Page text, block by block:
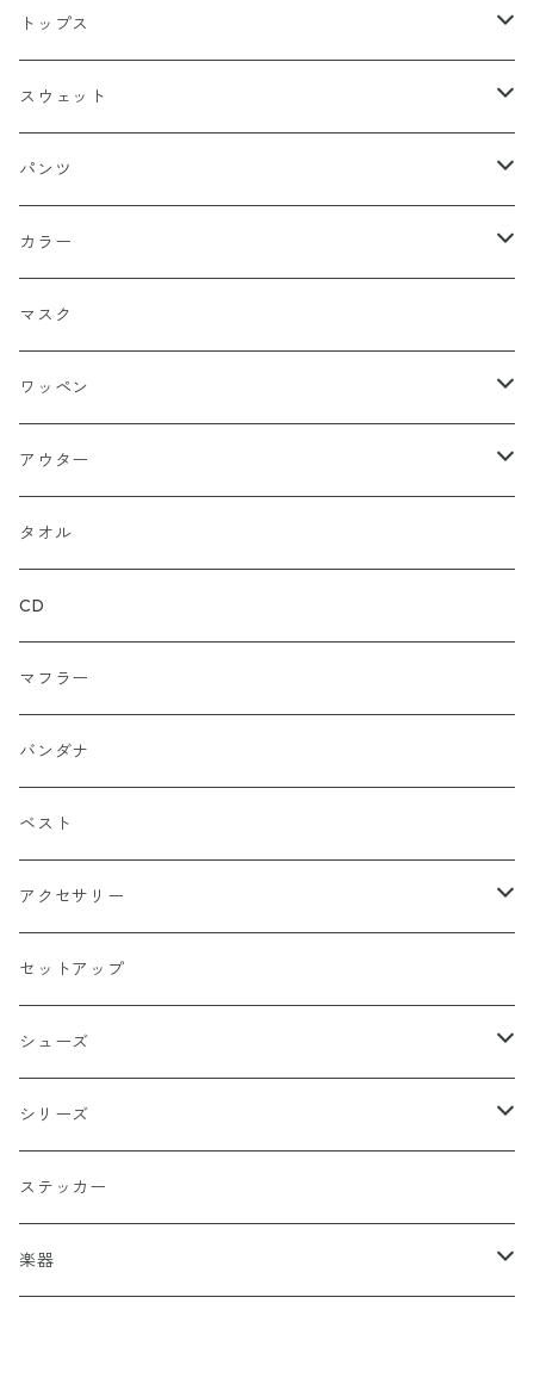
キャップ
スナップバック
フィッテド（サイズ調整無）
ドゥラグ
スカルキャップ
ハンチング
ニットキャップ
ハット
トップス
Ｔシャツ
半袖
長袖
シャツ（半袖）
シャツ（長袖）
トレーナー
パーカー
ジップアップ
プルオーバー
ロンＴ
総柄
タンクトップ
セーター
ポロシャツ
半袖
長袖
スウェット
トレーナー
パーカー
パンツ
ハーフ
ロング
ストレート
ルーズ
カラー
ブラック
ネイビー
グレー
ゴールド（金）
カーキグリーン
カーキーベージュ
ブルー
ワイン
グリーン
ベージュ
チャコール
ホワイト
イエロー
オレンジ
マスク
ワッペン
ロゴ
キャラクター
アシュラ
バッターマン（野球）
家紋
丸型
炎（ファイア）
四角型
ホラー
ペンタグラム
楯型
スポーツ
国旗
十字（クロス）
アウター
ジャケット
タオル
CD
マフラー
バンダナ
ベスト
アクセサリー
ペンダント
ブレスレッド
セットアップ
シューズ
DADA
シリーズ
阿修羅
DEATH ANGEL
ステッカー
楽器